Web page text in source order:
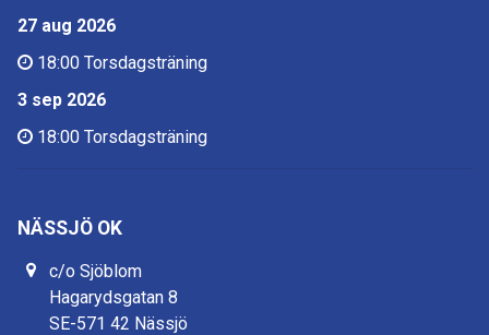
27 aug 2026
18:00 Torsdagsträning
3 sep 2026
18:00 Torsdagsträning
NÄSSJÖ OK
c/o Sjöblom
Hagarydsgatan 8
SE-571 42 Nässjö